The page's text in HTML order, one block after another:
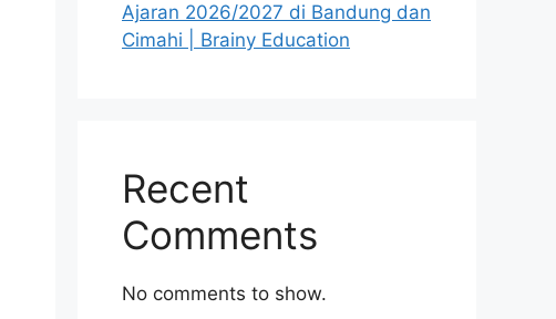
Ajaran 2026/2027 di Bandung dan
Cimahi | Brainy Education
Recent
Comments
No comments to show.